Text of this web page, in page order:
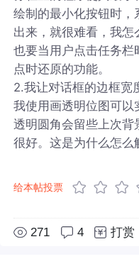
绘制的最小化按钮时
出来，就很难看，我
也要当用户点击任务
点时还原的功能。
2.我让对话框的边框宽
我使用画透明位图可以
透明圆角会留些上次
很好。这是为什么怎么
给本帖投票
271 4 打赏